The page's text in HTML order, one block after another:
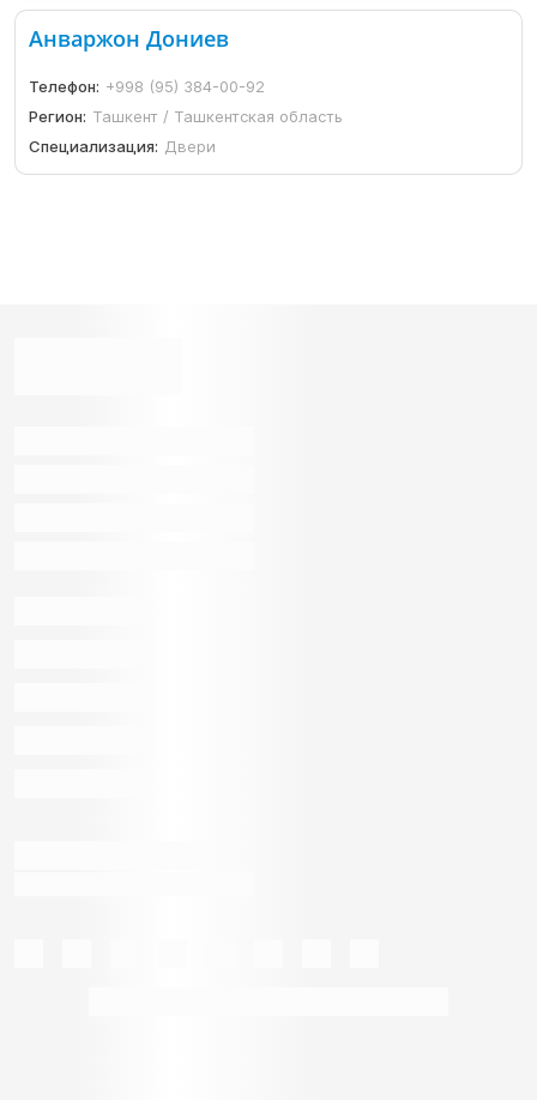
Анваржон Дониев
Телефон: +998 (95) 384-00-92
Регион: Ташкент / Ташкентская область
Специализация: Двери